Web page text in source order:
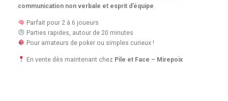
communication non verbale et esprit d’équipe.
Parfait pour 2 à 6 joueurs
Parties rapides, autour de 20 minutes
Pour amateurs de poker ou simples curieux !
En vente dès maintenant chez Pile et Face – Mirepoix